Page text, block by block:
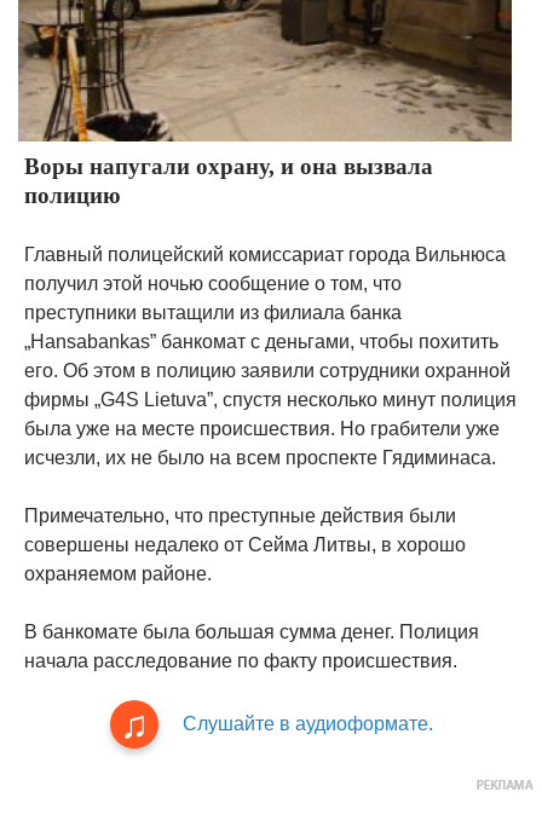
Воры напугали охрану, и она вызвала
полицию
Главный полицейский комиссариат города Вильнюса
получил этой ночью сообщение о том, что
преступники вытащили из филиала банка
„Hansabankas” банкомат с деньгами, чтобы похитить
его. Об этом в полицию заявили сотрудники охранной
фирмы „G4S Lietuva”, спустя несколько минут полиция
была уже на месте происшествия. Но грабители уже
исчезли, их не было на всем проспекте Гядиминаса.
Примечательно, что преступные действия были
совершены недалеко от Сейма Литвы, в хорошо
охраняемом районе.
В банкомате была большая сумма денег. Полиция
начала расследование по факту происшествия.
Слушайте в аудиоформате.